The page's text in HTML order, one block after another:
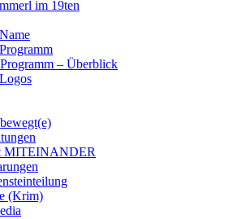
im 19ten
– Überblick
MITEINANDER
(Krim)